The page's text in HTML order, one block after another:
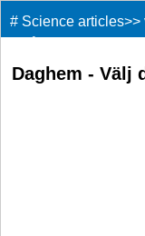
# Science articles>>
Daghem - Välj